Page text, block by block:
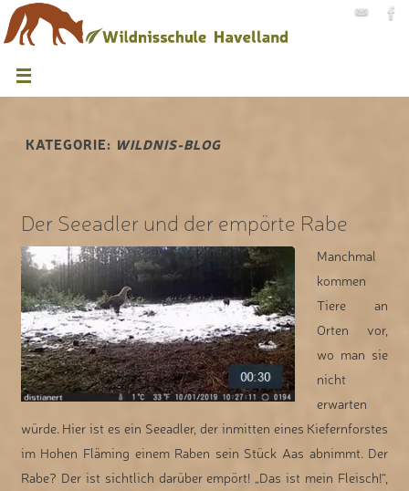
KATEGORIE: WILDNIS-BLOG
Der Seeadler und der empörte Rabe
Manchmal
kommen
Tiere an
Orten vor,
wo man sie
nicht
erwarten
würde. Hier ist es ein Seeadler, der inmitten eines Kiefernforstes
im Hohen Fläming einem Raben sein Stück Aas abnimmt. Der
Rabe? Der ist sichtlich darüber empört! „Das ist mein Fleisch!“,